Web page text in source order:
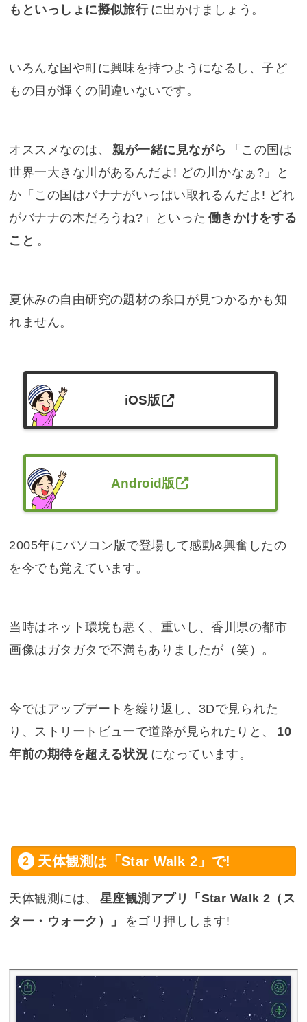
もといっしょに擬似旅行 に出かけましょう。
いろんな国や町に興味を持つようになるし、子ど
もの目が輝くの間違いないです。
オススメなのは、 親が一緒に見ながら
「この国は
世界一大きな川があるんだよ! どの川かなぁ?」と
か「この国はバナナがいっぱい取れるんだよ! どれ
がバナナの木だろうね?」といった 働きかけをする
こと 。
夏休みの自由研究の題材の糸口が見つかるかも知
れません。
iOS版
Android版
2005年にパソコン版で登場して感動&興奮したの
を今でも覚えています。
当時はネット環境も悪く、重いし、香川県の都市
画像はガタガタで不満もありましたが（笑）。
今ではアップデートを繰り返し、3Dで見られた
り、ストリートビューで道路が見られたりと、
10
年前の期待を超える状況 になっています。
天体観測は「Star Walk 2」で!
天体観測には、
星座観測アプリ「Star Walk 2（ス
ター・ウォーク）」
をゴリ押しします!